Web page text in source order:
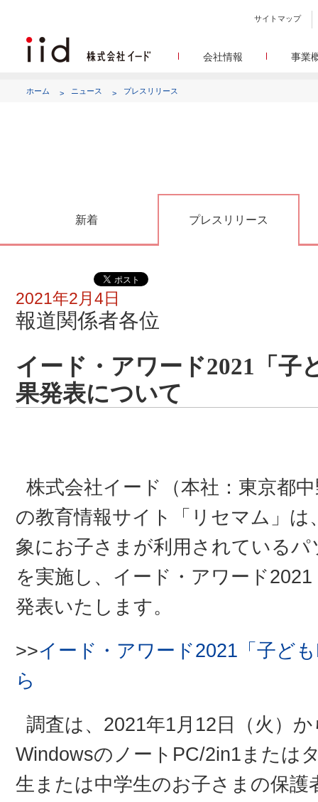
サイトマップ
会社情報
アク
事業
ホーム ニュース プレスリリース
新着 プレスリリース
2021年2月4日
報道関係者各位
イード・アワード2021「子
果発表について
株式会社イード（本社：東京都
の教育情報サイト「リセマム」は
象にお子さまが利用されている
を実施し、イード・アワード
発表いたします。
>>イード・アワード2021「子ど
ら
調査は、2021年1月12日（火）
WindowsのノートPC/2in1または
生または中学生のお子さまの保